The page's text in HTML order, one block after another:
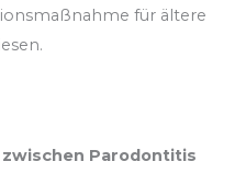
für ältere
Parodontitis